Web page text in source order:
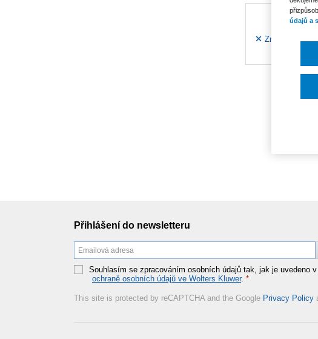
Zrušit filtr: Typ
Přihlášení do newsletteru
Souhlasím se zpracováním osobních údajů tak, jak je uvedeno v
ochraně osobních údajů ve Wolters Kluwer. *
This site is protected by reCAPTCHA and the Google Privacy Policy
údajů a